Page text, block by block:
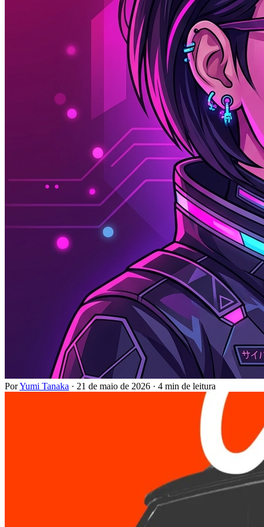
PorYumi Tanaka · 21 de maio de 2026 · 4 min de leitura